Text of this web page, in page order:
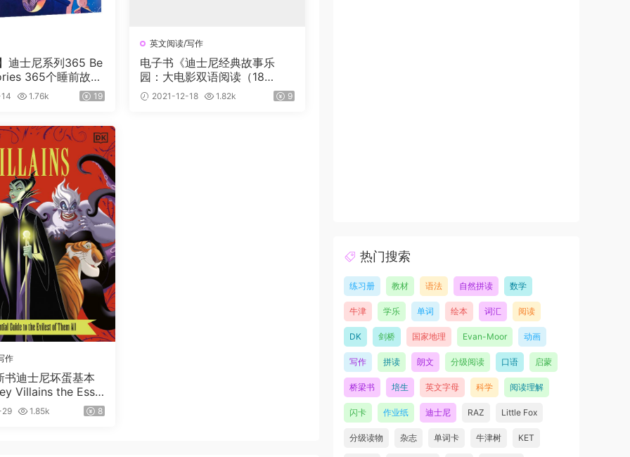
迪士尼系列365 Be
365个睡前故事
频
1.76k 19
英文阅读/写作
电子书《迪士尼经典故事乐
园：大电影双语阅读（18
册）》
2021-12-18 1.82k 9
作
迪士尼坏蛋基本
Villains the Esse
New Edition
1.85k 8
热门搜索
练习册 教材 语法 自然拼读 数学
牛津 学乐 单词 绘本 词汇 阅读
DK 剑桥 国家地理 Evan-Moor 动画
写作 拼读 朗文 分级阅读 口语 启蒙
桥梁书 培生 英文字母 科学 阅读理解
闪卡 作业纸 迪士尼 RAZ Little Fox
分级读物 杂志 单词卡 牛津树 KET